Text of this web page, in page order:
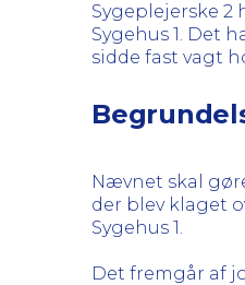
Sygeplejerske 2
Sygehus 1. Det
sidde fast vagt
Nævnet skal
der blev klaget
Sygehus 1.
Det fremgår af